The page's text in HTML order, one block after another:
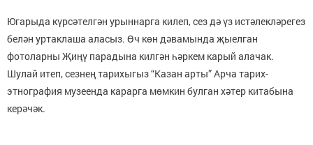
Югарыда күрсәтелгән урыннарга килеп, сез дә үз истәлекләрегез
белән уртаклаша аласыз. Өч көн дәвамында җыелган
фотоларны Җиңү парадына килгән һәркем карый алачак.
Шулай итеп,сезнең тарихыгыз “Казан арты” Арча тарих-
этнография музеенда карарга мөмкин булган хәтер китабына
керәчәк.